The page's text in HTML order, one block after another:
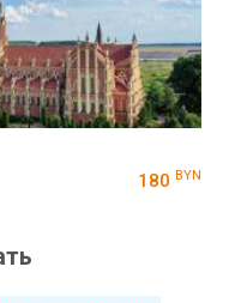
180 BYN